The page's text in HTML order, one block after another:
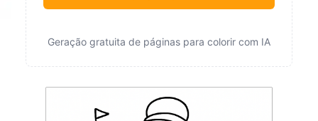
Geração gratuita de páginas para colorir com IA